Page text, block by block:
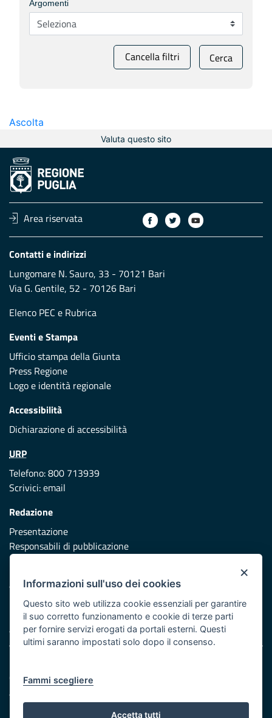
Argomenti
Cancella filtri Cerca
Ascolta
Valuta questo sito
Area riservata
Contatti e indirizzi
Lungomare N. Sauro, 33 - 70121 Bari
Via G. Gentile, 52 - 70126 Bari
Elenco PEC e Rubrica
Eventi e Stampa
Ufficio stampa della Giunta
Press Regione
Logo e identità regionale
Accessibilità
Dichiarazione di accessibilità
URP
Telefono: 800 713939
Scrivici:email
Redazione
Presentazione
Responsabili di pubblicazione
Vai al sito di Protezione Civile Puglia
Iniziativa finanziata con risorse del POR Puglia 2014/2020 -
Asse XI
Cookie e privacy
Atti di notifica
Feed RSS
×
Informazioni sull'uso dei cookies
Questo sito web utilizza cookie essenziali per garantire
il suo corretto funzionamento e cookie di terze parti
per fornire servizi erogati da portali esterni. Questi
ultimi saranno impostati solo dopo il consenso.
Fammi scegliere
Accetta tutti